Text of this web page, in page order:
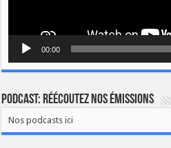
00:00
Podcast: Réécoutez nos émissions
Nos podcasts ici